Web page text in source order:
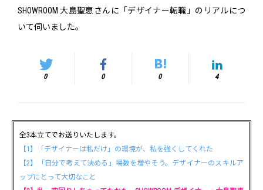
SHOWROOM 大島聖恵さんに「デザイナー転職」のリアルにつ
いて伺いました。
0 0 0 4
全3本立てでお送りいたします。
【1】「デザイナーは私だけ」の環境が、私を強くしてくれた
【2】「自分で考えて決める」場数を増やそう。デザイナーのスキルア
ップにとって大切なこと